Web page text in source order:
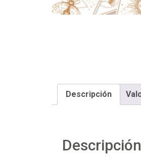
Descripción
Descripción